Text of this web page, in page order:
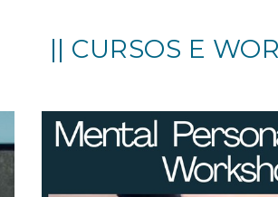
|| CURSOS E